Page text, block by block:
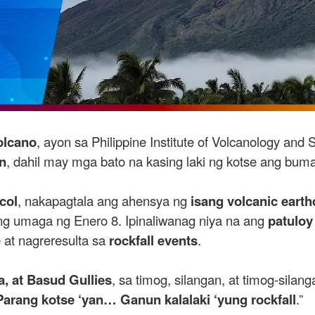
, ayon sa Philippine Institute of Volcanology
, dahil may mga bato na kasing laki ng kotse ang
, nakapagtala ang ahensya ng isang volcanic
umaga ng Enero 8. Ipinaliwanag niya na ang
nagreresulta sa rockfall events.
at Basud Gullies, sa timog, silangan, at timog-
kotse ‘yan… Ganun kalalaki ‘yung rockfall.”